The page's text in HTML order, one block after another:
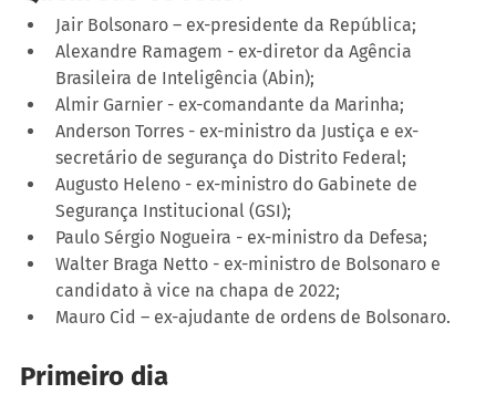
Jair Bolsonaro – ex-presidente da República;
Alexandre Ramagem - ex-diretor da Agência
Brasileira de Inteligência (Abin);
Almir Garnier - ex-comandante da Marinha;
Anderson Torres - ex-ministro da Justiça e ex-
secretário de segurança do Distrito Federal;
Augusto Heleno - ex-ministro do Gabinete de
Segurança Institucional (GSI);
Paulo Sérgio Nogueira - ex-ministro da Defesa;
Walter Braga Netto - ex-ministro de Bolsonaro e
candidato à vice na chapa de 2022;
Mauro Cid – ex-ajudante de ordens de Bolsonaro.
Primeiro dia